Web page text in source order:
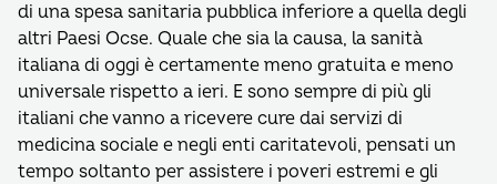
di una spesa sanitaria pubblica inferiore a quella degli
altri Paesi Ocse. Quale che sia la causa, la sanità
italiana di oggi è certamente meno gratuita e meno
universale rispetto a ieri. E sono sempre di più gli
italiani che vanno a ricevere cure dai servizi di
medicina sociale e negli enti caritatevoli, pensati un
tempo soltanto per assistere i poveri estremi e gli